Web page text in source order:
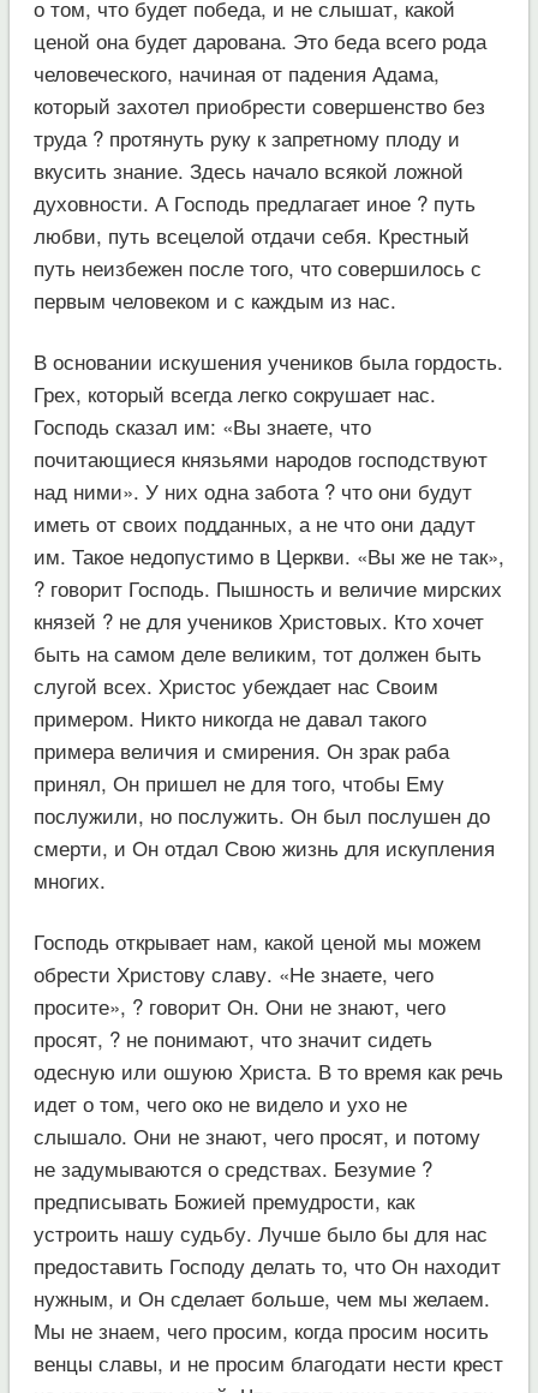
о том, что будет победа, и не слышат, какой
ценой она будет дарована. Это беда всего рода
человеческого, начиная от падения Адама,
который захотел приобрести совершенство без
труда ? протянуть руку к запретному плоду и
вкусить знание. Здесь начало всякой ложной
духовности. А Господь предлагает иное ? путь
любви, путь всецелой отдачи себя. Крестный
путь неизбежен после того, что совершилось с
первым человеком и с каждым из нас.
В основании искушения учеников была гордость.
Грех, который всегда легко сокрушает нас.
Господь сказал им: «Вы знаете, что
почитающиеся князьями народов господствуют
над ними». У них одна забота ? что они будут
иметь от своих подданных, а не что они дадут
им. Такое недопустимо в Церкви. «Вы же не так»,
? говорит Господь. Пышность и величие мирских
князей ? не для учеников Христовых. Кто хочет
быть на самом деле великим, тот должен быть
слугой всех. Христос убеждает нас Своим
примером. Никто никогда не давал такого
примера величия и смирения. Он зрак раба
принял, Он пришел не для того, чтобы Ему
послужили, но послужить. Он был послушен до
смерти, и Он отдал Свою жизнь для искупления
многих.
Господь открывает нам, какой ценой мы можем
обрести Христову славу. «Не знаете, чего
просите», ? говорит Он. Они не знают, чего
просят, ? не понимают, что значит сидеть
одесную или ошуюю Христа. В то время как речь
идет о том, чего око не видело и ухо не
слышало. Они не знают, чего просят, и потому
не задумываются о средствах. Безумие ?
предписывать Божией премудрости, как
устроить нашу судьбу. Лучше было бы для нас
предоставить Господу делать то, что Он находит
нужным, и Он сделает больше, чем мы желаем.
Мы не знаем, чего просим, когда просим носить
венцы славы, и не просим благодати нести крест